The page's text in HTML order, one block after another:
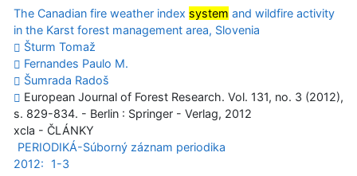
The Canadian fire weather index system and wildfire activity
in the Karst forest management area, Slovenia
Šturm Tomaž
Fernandes Paulo M.
Šumrada Radoš
European Journal of Forest Research. Vol. 131, no. 3 (2012),
s. 829-834. - Berlin : Springer - Verlag, 2012
xcla - ČLÁNKY
PERIODIKÁ-Súborný záznam periodika
2012:
1-3